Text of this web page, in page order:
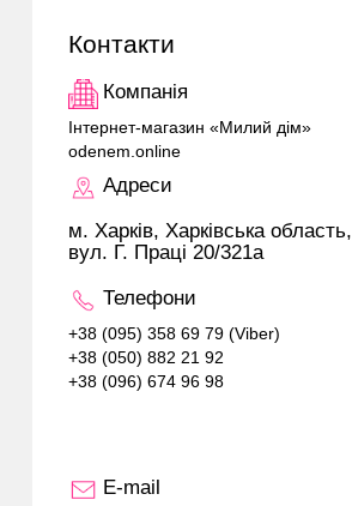
Контакти
Компанія
Інтернет-магазин «Милий дім»
odenem.online
Адреси
м. Харків, Харківська область,
вул. Г. Праці 20/321а
Телефони
+38 (095) 358 69 79 (Viber)
+38 (050) 882 21 92
+38 (096) 674 96 98
E-mail